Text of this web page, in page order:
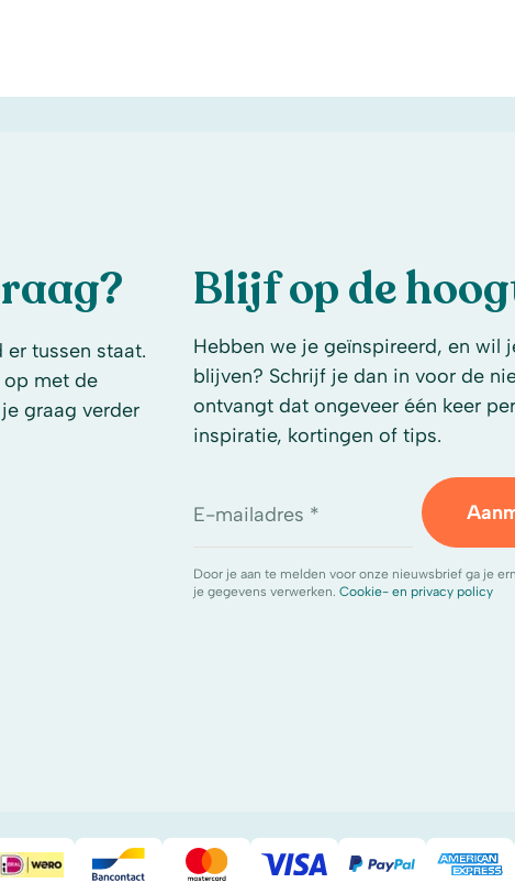
tussen staat.
met de
graag verder
Blijf op de
Hebben we je geïnspireerd, en wil
blijven? Schrijf je dan in voor de
ontvangt dat ongeveer één keer
inspiratie, kortingen of tips.
E-mailadres *
Door je aan te melden voor onze nieuwsbrief ga je
je gegevens verwerken. Cookie- en privacy policy
iDeal BancontactMastercardVisa PayPal